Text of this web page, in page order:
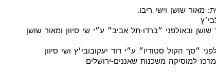
מאור שושן וישי ריבו.
ובאולפני ״ברדו-תל אביב״ ע״י שי סיוון ומאור שושן
״סך הקול סטודיו״ ע״י דוד יעקובובי׳ץ ושי סיוון
למוסיקה משכנות שאננים-ירושלים